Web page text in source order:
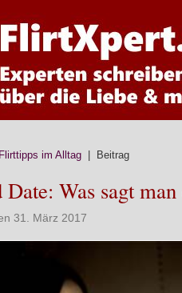
Flirttipps im Alltag | Beitrag
Was sagt
31. März 2017